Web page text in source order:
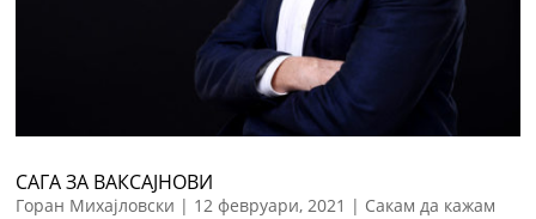
САГА ЗА ВАКСАЈНОВИ
Горан Михајловски | 12 февруари, 2021 | Сакам да кажам